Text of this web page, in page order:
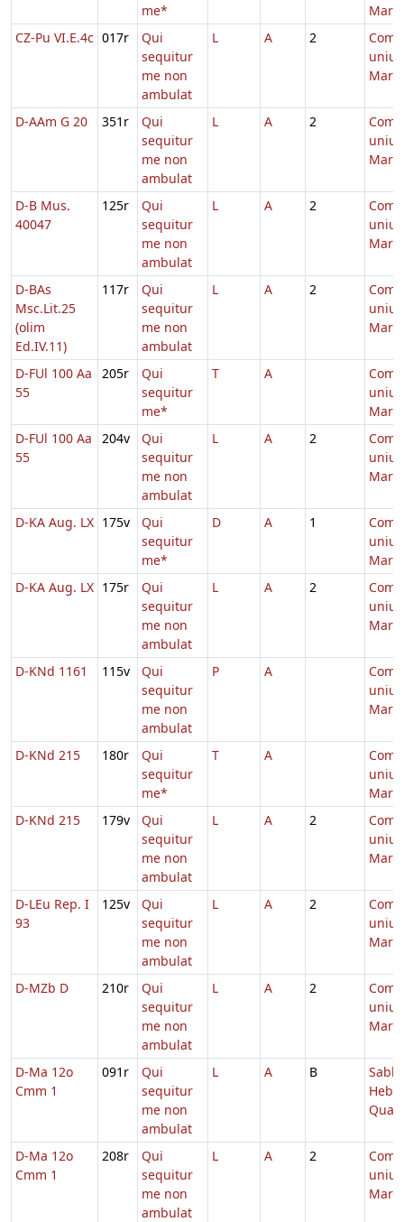
me*
CZ-Pu VI.E.4c 017r
Qui
sequitur
me non
ambulat
L A 2
unius
D-AAm G 20 351r
Qui
sequitur
me non
ambulat
L A 2
unius
D-B Mus.
40047
125r
Qui
sequitur
me non
ambulat
L A 2
unius
D-BAs
Msc.Lit.25
(olim
Ed.IV.11)
117r
Qui
sequitur
me non
ambulat
L A 2
unius
D-FUl 100 Aa
55
205r
Qui
sequitur
me*
T A
unius
D-FUl 100 Aa
55
204v
Qui
sequitur
me non
ambulat
L A 2
unius
D-KA Aug. LX 175v
Qui
sequitur
me*
D A 1
unius
D-KA Aug. LX 175r
Qui
sequitur
me non
ambulat
L A 2
unius
D-KNd 1161 115v
Qui
sequitur
me non
ambulat
P A
unius
D-KNd 215 180r
Qui
sequitur
me*
T A
unius
D-KNd 215
179v
Qui
sequitur
me non
ambulat
L A 2
unius
D-LEu Rep. I
93
125v
Qui
sequitur
me non
ambulat
L A 2
unius
D-MZb D 210r
Qui
sequitur
me non
ambulat
L A 2
unius
D-Ma 12o
Cmm 1
091r
Qui
sequitur
me non
ambulat
L A B
Sabb.
D-Ma 12o
Cmm 1
208r
Qui
sequitur
me non
ambulat
L A 2
unius